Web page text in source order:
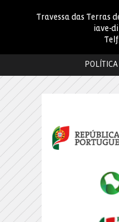
Travessa das Terras
iave-
Telf.